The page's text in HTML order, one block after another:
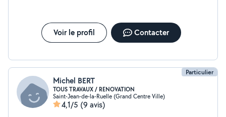
Voir le profil Contacter
Particulier
Michel BERT
TOUS TRAVAUX / RENOVATION
Saint-Jean-de-la-Ruelle (Grand Centre Ville)
4,1/5 (9 avis)